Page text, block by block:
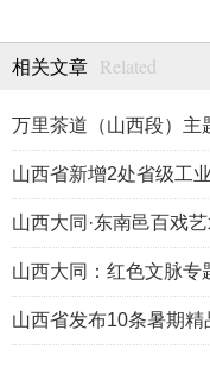
相关文章 Related
万里茶道（山西段）主
山西省新增2处省级工
山西大同·东南邑百戏
山西大同：红色文脉专
山西省发布10条暑期精